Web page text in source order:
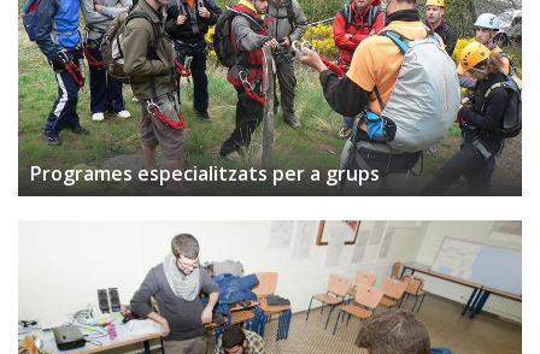
Programes especialitzats per a grups